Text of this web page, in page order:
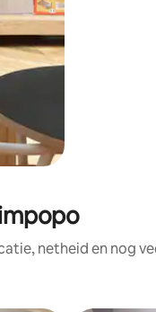
netheid en nog